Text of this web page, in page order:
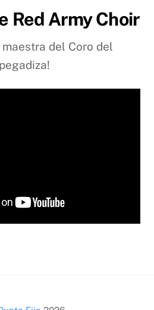
Red Army Choir
del Coro del
Back